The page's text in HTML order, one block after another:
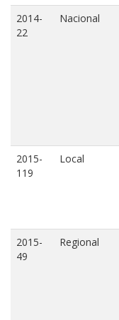
2014-
22
Nacional
2015-
119
Local
2015-
49
Regional